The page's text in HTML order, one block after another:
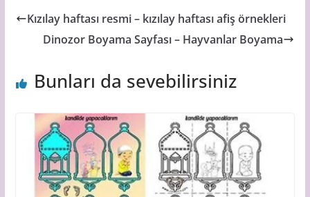
Kızılay haftası resmi – kızılay haftası afiş örnekleri
Dinozor Boyama Sayfası – Hayvanlar Boyama
Bunları da sevebilirsiniz